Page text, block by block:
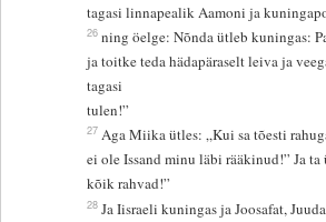
tagasi linnapealik Aamoni ja
26 ning öelge: Nõnda ütleb kuningas:
ja toitke teda hädapäraselt leiva ja
tagasi
tulen!”
27 Aga Miika ütles: „Kui sa tõesti
ei ole Issand minu läbi rääkinud!” Ja
kõik rahvad!”
28 Ja Iisraeli kuningas ja Joosafat,